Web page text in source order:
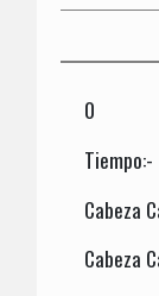
0
Tiempo:-
Cabeza
Cabeza